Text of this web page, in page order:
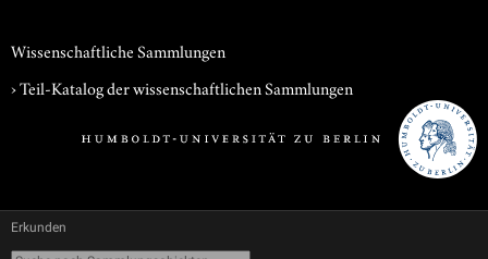
Wissenschaftliche Sammlungen
› Teil-Katalog der wissenschaftlichen Sammlungen
Erkunden